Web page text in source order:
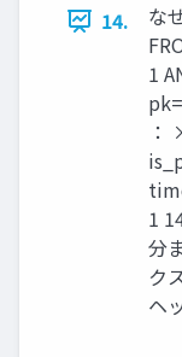
14.
な
1
：
1
分
ク
ヘ